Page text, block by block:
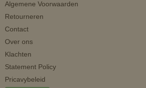
Algemene Voorwaarden
Retourneren
Contact
Over ons
Klachten
Statement Policy
Pricavybeleid